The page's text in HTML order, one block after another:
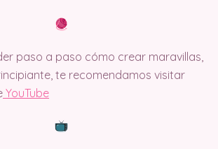
paso a paso cómo crear maravillas,
te recomendamos visitar
YouTube